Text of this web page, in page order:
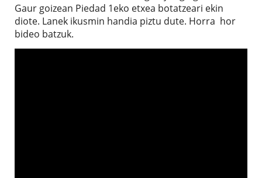
Gaur goizean Piedad 1eko etxea botatzeari ekin
diote. Lanek ikusmin handia piztu dute. Horra hor
bideo batzuk.